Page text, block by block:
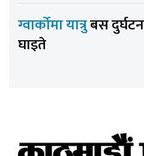
ग्वार्कोमा यात्रुबस
घाइते